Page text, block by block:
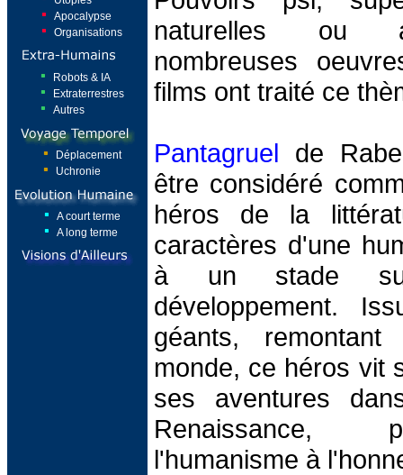
Apocalypse
Organisations
Robots & IA
Extraterrestres
Autres
Déplacement
Uchronie
A court terme
A long terme
naturelles ou
nombreuses
films ont traité ce
Pantagruel de
être considéré
héros de la
caractères d'une
à un stade
développement.
géants,
monde, ce héros vit
ses aventures
Renaissance,
l'humanisme à